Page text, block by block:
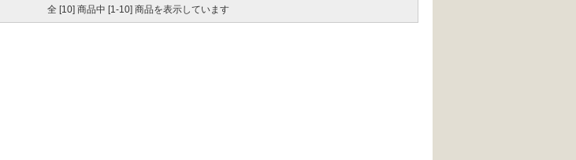
全 [10] 商品中 [1-10] 商品を表示しています